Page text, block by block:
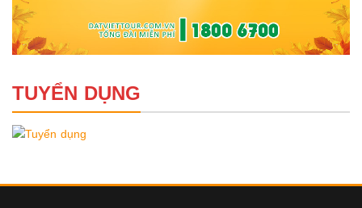
TUYỂN DỤNG